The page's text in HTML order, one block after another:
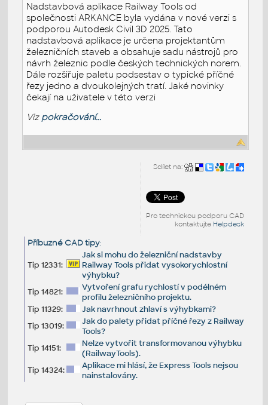
Nadstavbová aplikace Railway Tools od
společnosti ARKANCE byla vydána v nové verzi s
podporou Autodesk Civil 3D 2025. Tato
nadstavbová aplikace je určena projektantům
železničních staveb a obsahuje sadu nástrojů pro
návrh železnic podle českých technických norem.
Dále rozšiřuje paletu podsestav o typické příčné
řezy jedno a dvoukolejných tratí. Jaké novinky
čekají na uživatele v této verzi
Viz pokračování...
Sdílet na:
Pro technickou podporu CAD
kontaktujte Helpdesk
Příbuzné CAD tipy:
Tip 12331:
Jak si mohu do železniční nadstavby
Railway Tools přidat vysokorychlostní
výhybku?
Tip 14821:
Vytvoření grafu rychlostí v podélném
profilu železničního projektu.
Tip 11329:
Jak navrhnout zhlaví s výhybkami?
Tip 13019:
Jak do palety přidat příčné řezy z Railway
Tools?
Tip 14151:
Nelze vytvořit transformovanou výhybku
(RailwayTools).
Tip 14324:
Aplikace mi hlásí, že Express Tools nejsou
nainstalovány.